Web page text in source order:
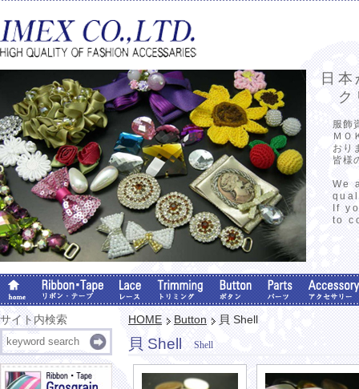
日
ク
服飾
ＭＯ
おり
皆様
We
If
to
サイト内検索 HOME Button 貝 Shell
貝 Shell Shell